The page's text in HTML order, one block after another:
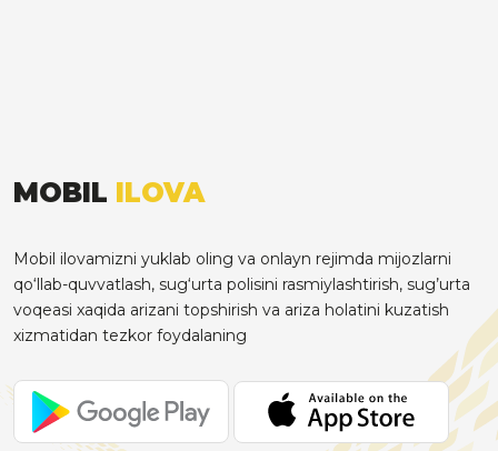
MOBIL ILOVA
Mobil ilovamizni yuklab oling va onlayn rejimda mijozlarni
qo‘llab-quvvatlash, sug‘urta polisini rasmiylashtirish, sug’urta
voqeasi xaqida arizani topshirish va ariza holatini kuzatish
xizmatidan tezkor foydalaning